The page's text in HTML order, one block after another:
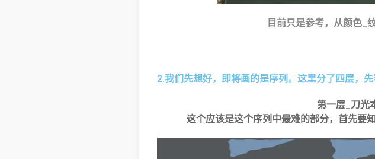
目前只是参考，从颜色_
2.我们先想好，即将画的是序列。这里分了四层，先
第一层_刀光
这个应该是这个序列中最难的部分，首先要